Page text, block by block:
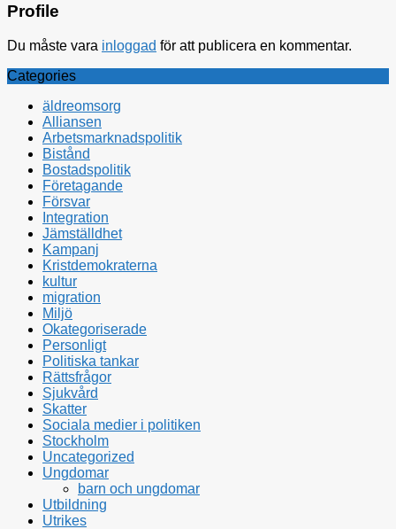
Profile
Du måste vara inloggad för att publicera en kommentar.
Categories
äldreomsorg
Alliansen
Arbetsmarknadspolitik
Bistånd
Bostadspolitik
Företagande
Försvar
Integration
Jämställdhet
Kampanj
Kristdemokraterna
kultur
migration
Miljö
Okategoriserade
Personligt
Politiska tankar
Rättsfrågor
Sjukvård
Skatter
Sociala medier i politiken
Stockholm
Uncategorized
Ungdomar
barn och ungdomar
Utbildning
Utrikes